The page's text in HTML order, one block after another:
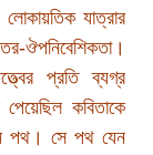
যাত্রার
প্রতি ব্যগ্র
কবিতাকে
পথ। সে পথ যেন